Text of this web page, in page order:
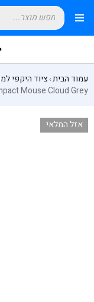
עמוד הבית›ציוד היקפי
Mouse Cloud Grey
אזל המלאי